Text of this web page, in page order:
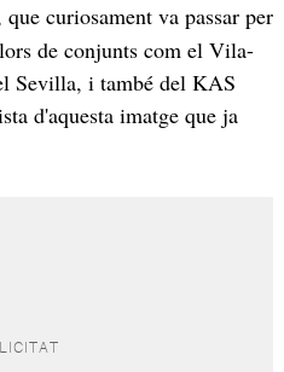
curiosament va passar per
de conjunts com el Vila-
Sevilla, i també del KAS
d'aquesta imatge que ja